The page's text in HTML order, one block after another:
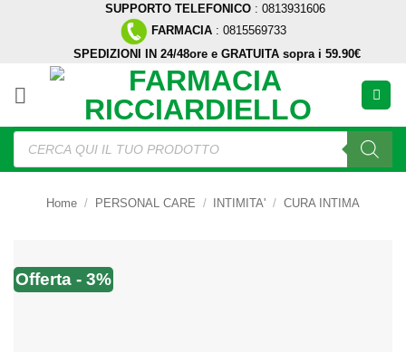
SUPPORTO TELEFONICO : 0813931606
FARMACIA : 0815569733
SPEDIZIONI IN 24/48ore e GRATUITA sopra i 59.90€
Ricerca
prodotti
Home / PERSONAL CARE / INTIMITA' / CURA INTIMA
Offerta - 3%